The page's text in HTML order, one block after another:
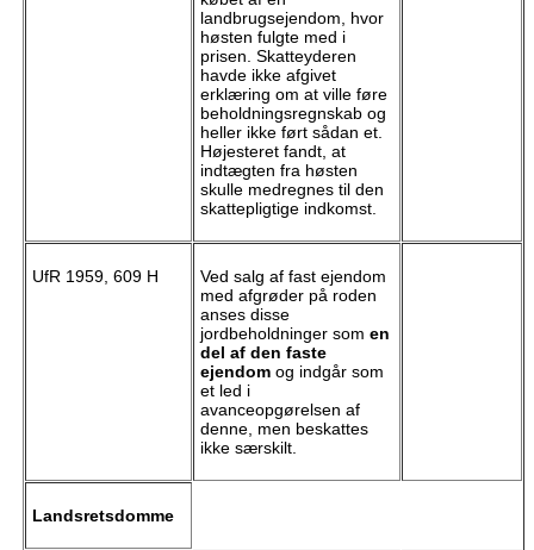
landbrugsejendom, hvor
høsten fulgte med i
prisen. Skatteyderen
havde ikke afgivet
erklæring om at ville føre
beholdningsregnskab og
heller ikke ført sådan et.
Højesteret fandt, at
indtægten fra høsten
skulle medregnes til den
skattepligtige indkomst.
UfR 1959, 609 H
Ved salg af fast ejendom
med afgrøder på roden
anses disse
jordbeholdninger som en
del af den faste
ejendomog indgår som
et led i
avanceopgørelsen af
denne, men beskattes
ikke særskilt.
Landsretsdomme